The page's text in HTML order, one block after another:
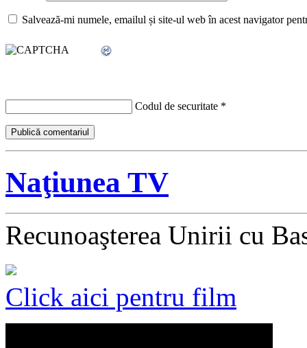
Salvează-mi numele, emailul și site-ul web în acest navigator
Codul de securitate *
Naţiunea TV
Recunoaşterea Unirii cu
Click aici pentru film